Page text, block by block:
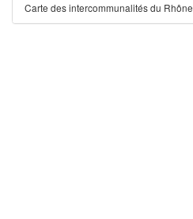
Carte des intercommunalités du Rhône